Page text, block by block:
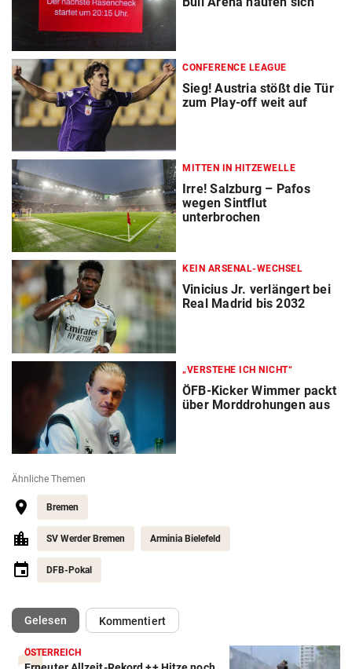
CONFERENCE LEAGUE
Sieg! Austria stößt die Tür
zum Play-off weit auf
MITTEN IN HITZEWELLE
Irre! Salzburg – Pafos
wegen Sintflut
unterbrochen
KEIN ARSENAL-WECHSEL
Vinicius Jr. verlängert bei
Real Madrid bis 2032
„VERSTEHE ICH NICHT“
ÖFB-Kicker Wimmer packt
über Morddrohungen aus
Ähnliche Themen
Bremen
SV Werder Bremen Arminia Bielefeld
DFB-Pokal
Gelesen(ausgewählt)Kommentiert
ÖSTERREICH